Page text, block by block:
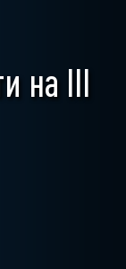
на III